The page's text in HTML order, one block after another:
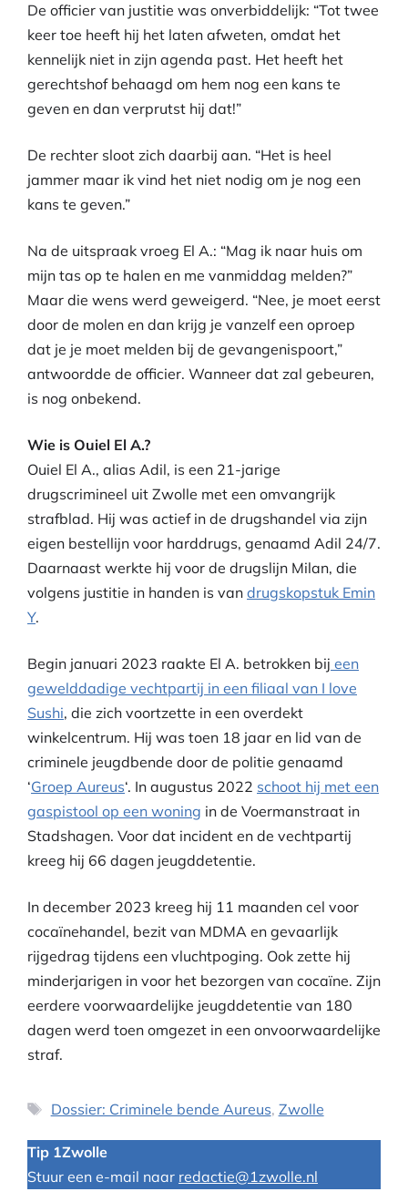
De officier van justitie was onverbiddelijk: “Tot twee
keer toe heeft hij het laten afweten, omdat het
kennelijk niet in zijn agenda past. Het heeft het
gerechtshof behaagd om hem nog een kans te
geven en dan verprutst hij dat!”
De rechter sloot zich daarbij aan. “Het is heel
jammer maar ik vind het niet nodig om je nog een
kans te geven.”
Na de uitspraak vroeg El A.: “Mag ik naar huis om
mijn tas op te halen en me vanmiddag melden?”
Maar die wens werd geweigerd. “Nee, je moet eerst
door de molen en dan krijg je vanzelf een oproep
dat je je moet melden bij de gevangenispoort,”
antwoordde de officier. Wanneer dat zal gebeuren,
is nog onbekend.
Wie is Ouiel El A.?
Ouiel El A., alias Adil, is een 21-jarige
drugscrimineel uit Zwolle met een omvangrijk
strafblad. Hij was actief in de drugshandel via zijn
eigen bestellijn voor harddrugs, genaamd Adil 24/7.
Daarnaast werkte hij voor de drugslijn Milan, die
volgens justitie in handen is van drugskopstuk Emin
Y.
Begin januari 2023 raakte El A. betrokken bij een
gewelddadige vechtpartij in een filiaal van I love
Sushi, die zich voortzette in een overdekt
winkelcentrum. Hij was toen 18 jaar en lid van de
criminele jeugdbende door de politie genaamd
‘Groep Aureus‘. In augustus 2022 schoot hij met een
gaspistool op een woning in de Voermanstraat in
Stadshagen. Voor dat incident en de vechtpartij
kreeg hij 66 dagen jeugddetentie.
In december 2023 kreeg hij 11 maanden cel voor
cocaïnehandel, bezit van MDMA en gevaarlijk
rijgedrag tijdens een vluchtpoging. Ook zette hij
minderjarigen in voor het bezorgen van cocaïne. Zijn
eerdere voorwaardelijke jeugddetentie van 180
dagen werd toen omgezet in een onvoorwaardelijke
straf.
Tags
Dossier: Criminele bende Aureus, Zwolle
Tip 1Zwolle
Stuur een e-mail naar redactie@1zwolle.nl